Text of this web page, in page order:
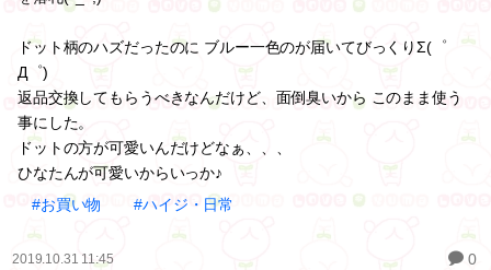
ドット柄のハズだったのに ブルー一色のが届いてびっくりΣ(゜
Д゜)
返品交換してもらうべきなんだけど、面倒臭いから このまま使う
事にした。
ドットの方が可愛いんだけどなぁ、、、
ひなたんが可愛いからいっか♪
#お買い物
#ハイジ・日常
2019.10.31 11:45 0